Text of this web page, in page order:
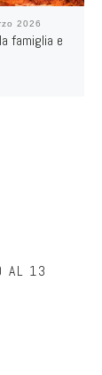
2026
famiglia e
AL 13